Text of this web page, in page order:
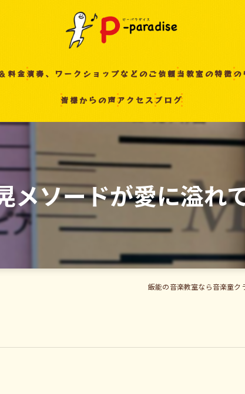
料金演奏、ワークショップなどのご依頼当教室の特徴
ピアノ
の
皆様からの声アクセスブログ
メソードが愛に溢れ
飯能の音楽教室なら音楽童ク